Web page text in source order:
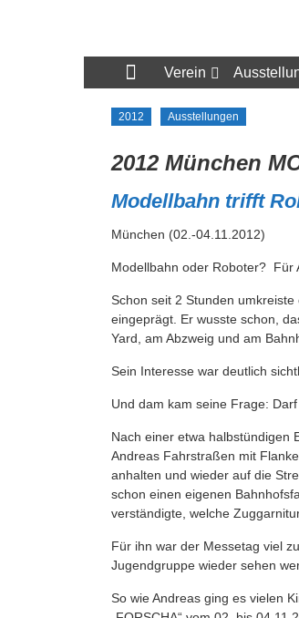
Bahn
Freunde
e.V.
Verein
2012 Ausstellungen
2012 München
Modellbahn trifft
München (02.-04.11.2012)
Modellbahn oder Roboter? Für
Schon seit 2 Stunden
eingeprägt. Er wusste schon,
Yard, am Abzweig und am
Sein Interesse war deutlich
Und dam kam seine Frage:
Nach einer etwa halbstündigen
Andreas Fahrstraßen mit
anhalten und wieder auf die
schon einen eigenen
verständigte, welche
Für ihn war der Messetag viel
Jugendgruppe wieder sehen
So wie Andreas ging es vielen